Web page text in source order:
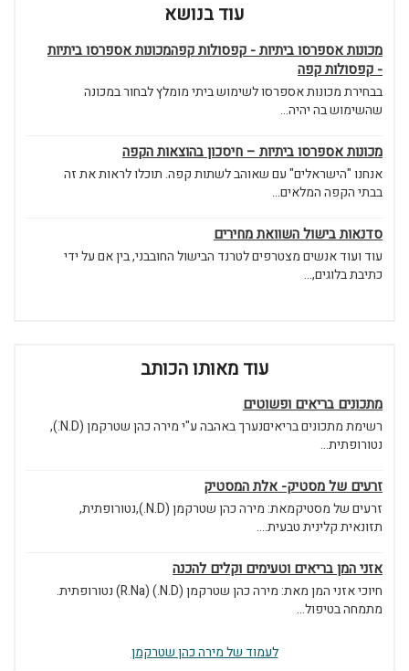
עוד בנושא
מכונות אספרסו ביתיות - קפסולות קפהמכונות אספרסו ביתיות
- קפסולות קפה
בבחירת מכונות אספרסו לשימוש ביתי מומלץ לבחור במכונה
שהשימוש בה יהיה...
מכונות אספרסו ביתיות – חיסכון בהוצאות הקפה
אנחנו "הישראלים" עם שאוהב לשתות קפה. תוכלו לראות את זה
בבתי הקפה המלאים...
סדנאות בישול השוואת מחירים
עוד ועוד אנשים מצטרפים לטרנד הבישול החובבני, בין אם על ידי
כתיבת בלוגים,...
עוד מאותו הכותב
מתכונים בריאים ופשוטים
רשימת מתכונים בריאיםנערך באהבה ע"י מירה כהן שטרקמן (N.D.ׂ),
נטורופתית...
זרעים של מסטיק- אלת המסטיק
זרעים של מסטיקמאת: מירה כהן שטרקמן (N.D.),נטורופתית,
תזונאית קלינית טבעית....
אזני המן בריאים וטעימים וקלים להכנה
חיוכי אזני המן מאת: מירה כהן שטרקמן (N.D.) (R.Na) נטורופתית.
מתמחה בטיפול...
לעמוד של מירה כהן שטרקמן